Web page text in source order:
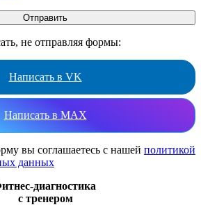
не отправляя формы:
Написать в VK
Написать в MAX
вы соглашаетесь с нашей политикой
данных
диагностика
с тренером